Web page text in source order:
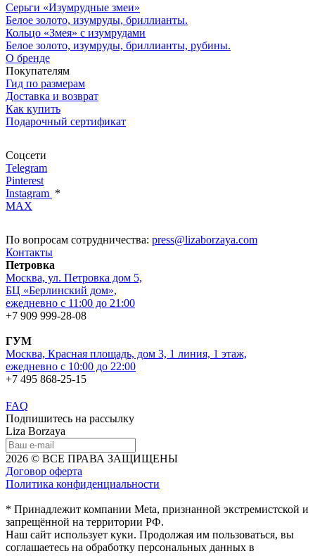
Серьги «Изумрудные змеи»
Белое золото, изумруды, бриллианты.
Кольцо «Змея» с изумрудами
Белое золото, изумруды, бриллианты, рубины.
О бренде
Покупателям
Гид по размерам
Доставка и возврат
Как купить
Подарочный сертификат
Соцсети
Telegram
Pinterest
Instagram *
MAX
По вопросам сотрудничества: press@lizaborzaya.com
Контакты
Петровка
Москва, ул. Петровка дом 5,
БЦ «Берлинский дом»,
ежедневно с 11:00 до 21:00
+7 909 999-28-08
ГУМ
Москва, Красная площадь, дом 3, 1 линия, 1 этаж,
ежедневно с 10:00 до 22:00
+7 495 868-25-15
FAQ
Подпишитесь на рассылку
Liza Borzaya
2026 © ВСЕ ПРАВА ЗАЩИЩЕНЫ
Договор оферта
Политика конфиденциальности
* Принадлежит компании Meta, признанной экстремистской и
запрещённой на территории РФ.
Наш сайт использует куки. Продолжая им пользоваться, вы
соглашаетесь на обработку персональных данных в